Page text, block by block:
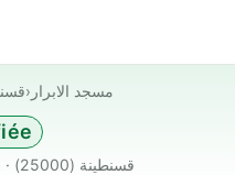
› مسجد الابرار
علي منجلي 25000 قسنطينة Algeria · قسنطينة (25000)